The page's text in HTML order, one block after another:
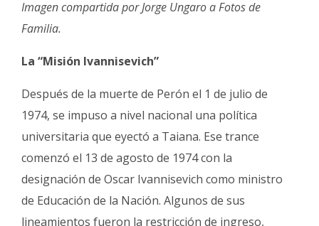
Imagen compartida por Jorge Ungaro a Fotos de
Familia.
La “Misión Ivannisevich”
Después de la muerte de Perón el 1 de julio de
1974, se impuso a nivel nacional una política
universitaria que eyectó a Taiana. Ese trance
comenzó el 13 de agosto de 1974 con la
designación de Oscar Ivannisevich como ministro
de Educación de la Nación. Algunos de sus
lineamientos fueron la restricción de ingreso,